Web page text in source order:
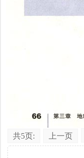
共5页: 上一页